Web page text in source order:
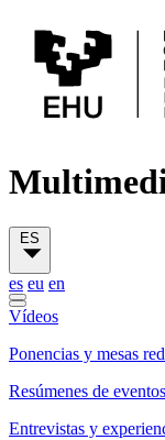
ES
es eu en
Vídeos
Ponencias y mesas
Resúmenes de
Entrevistas y